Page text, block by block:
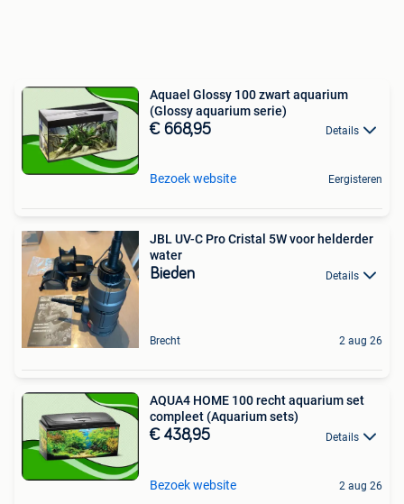
Aquael Glossy 100 zwart aquarium
(Glossy aquarium serie)
€ 668,95 Details
Bezoek website Eergisteren
JBL UV-C Pro Cristal 5W voor helderder
water
Bieden Details
Brecht 2 aug 26
AQUA4 HOME 100 recht aquarium set
compleet (Aquarium sets)
€ 438,95 Details
Bezoek website 2 aug 26